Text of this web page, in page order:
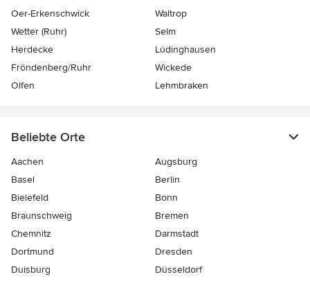
Oer-Erkenschwick
Waltrop
Wetter (Ruhr)
Selm
Herdecke
Lüdinghausen
Fröndenberg/Ruhr
Wickede
Olfen
Lehmbraken
Beliebte Orte
Aachen
Augsburg
Basel
Berlin
Bielefeld
Bonn
Braunschweig
Bremen
Chemnitz
Darmstadt
Dortmund
Dresden
Duisburg
Düsseldorf